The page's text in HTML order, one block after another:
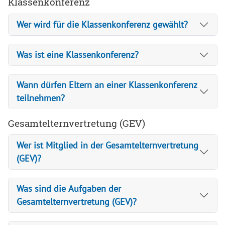
Wer wird für die Klassenkonferenz gewählt?
Was ist eine Klassenkonferenz?
Wann dürfen Eltern an einer Klassenkonferenz
teilnehmen?
Gesamtelternvertretung (GEV)
Wer ist Mitglied in der Gesamtelternvertretung
(GEV)?
Was sind die Aufgaben der
Gesamtelternvertretung (GEV)?